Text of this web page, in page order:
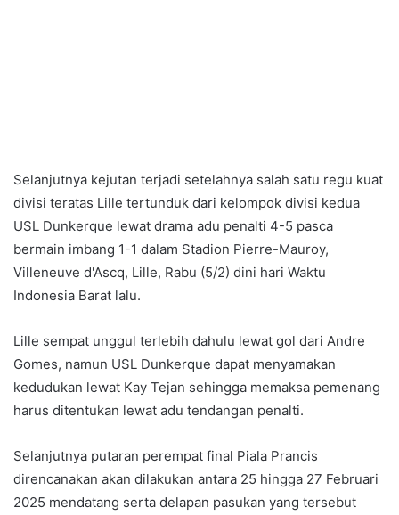
Selanjutnya kejutan terjadi setelahnya salah satu regu kuat
divisi teratas Lille tertunduk dari kelompok divisi kedua
USL Dunkerque lewat drama adu penalti 4-5 pasca
bermain imbang 1-1 dalam Stadion Pierre-Mauroy,
Villeneuve d'Ascq, Lille, Rabu (5/2) dini hari Waktu
Indonesia Barat lalu.
Lille sempat unggul terlebih dahulu lewat gol dari Andre
Gomes, namun USL Dunkerque dapat menyamakan
kedudukan lewat Kay Tejan sehingga memaksa pemenang
harus ditentukan lewat adu tendangan penalti.
Selanjutnya putaran perempat final Piala Prancis
direncanakan akan dilakukan antara 25 hingga 27 Februari
2025 mendatang serta delapan pasukan yang tersebut